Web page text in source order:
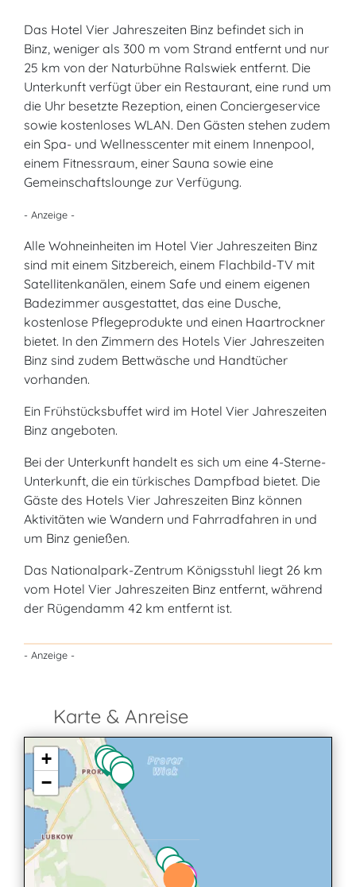
Das Hotel Vier Jahreszeiten Binz befindet sich in
Binz, weniger als 300 m vom Strand entfernt und nur
25 km von der Naturbühne Ralswiek entfernt. Die
Unterkunft verfügt über ein Restaurant, eine rund um
die Uhr besetzte Rezeption, einen Conciergeservice
sowie kostenloses WLAN. Den Gästen stehen zudem
ein Spa- und Wellnesscenter mit einem Innenpool,
einem Fitnessraum, einer Sauna sowie eine
Gemeinschaftslounge zur Verfügung.
- Anzeige -
Alle Wohneinheiten im Hotel Vier Jahreszeiten Binz
sind mit einem Sitzbereich, einem Flachbild-TV mit
Satellitenkanälen, einem Safe und einem eigenen
Badezimmer ausgestattet, das eine Dusche,
kostenlose Pflegeprodukte und einen Haartrockner
bietet. In den Zimmern des Hotels Vier Jahreszeiten
Binz sind zudem Bettwäsche und Handtücher
vorhanden.
Ein Frühstücksbuffet wird im Hotel Vier Jahreszeiten
Binz angeboten.
Bei der Unterkunft handelt es sich um eine 4-Sterne-
Unterkunft, die ein türkisches Dampfbad bietet. Die
Gäste des Hotels Vier Jahreszeiten Binz können
Aktivitäten wie Wandern und Fahrradfahren in und
um Binz genießen.
Das Nationalpark-Zentrum Königsstuhl liegt 26 km
vom Hotel Vier Jahreszeiten Binz entfernt, während
der Rügendamm 42 km entfernt ist.
- Anzeige -
Karte & Anreise
+
−